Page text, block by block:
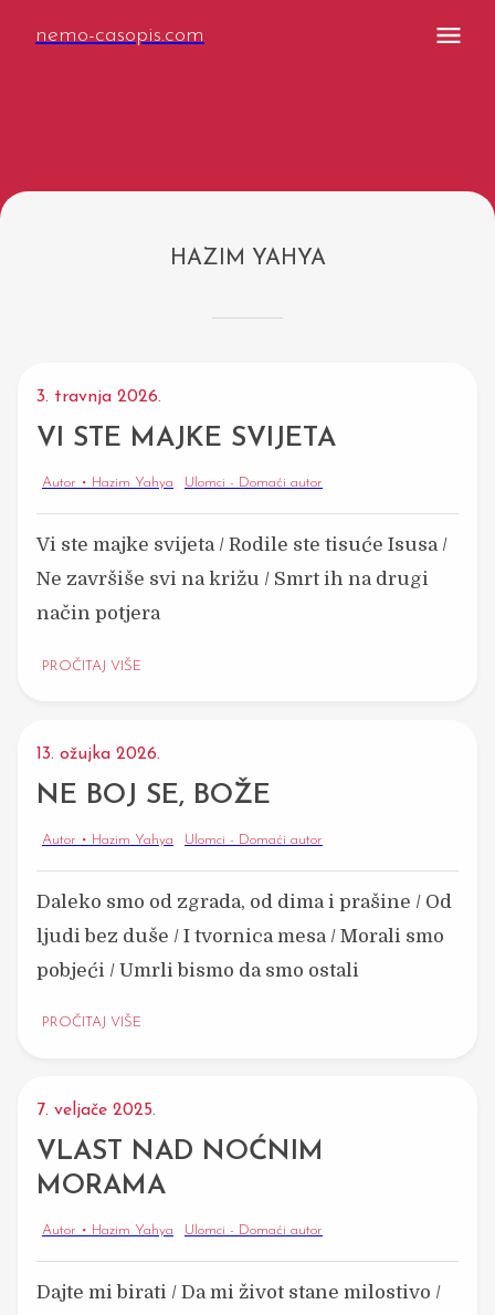
nemo-casopis.com
HAZIM YAHYA
3. travnja 2026.
VI STE MAJKE SVIJETA
Autor • Hazim Yahya Ulomci - Domaći autor
Vi ste majke svijeta / Rodile ste tisuće Isusa /
Ne završiše svi na križu / Smrt ih na drugi
način potjera
PROČITAJ VIŠE
13. ožujka 2026.
NE BOJ SE, BOŽE
Autor • Hazim Yahya Ulomci - Domaći autor
Daleko smo od zgrada, od dima i prašine / Od
ljudi bez duše / I tvornica mesa / Morali smo
pobjeći / Umrli bismo da smo ostali
PROČITAJ VIŠE
7. veljače 2025.
VLAST NAD NOĆNIM
MORAMA
Autor • Hazim Yahya Ulomci - Domaći autor
Dajte mi birati / Da mi život stane milostivo /